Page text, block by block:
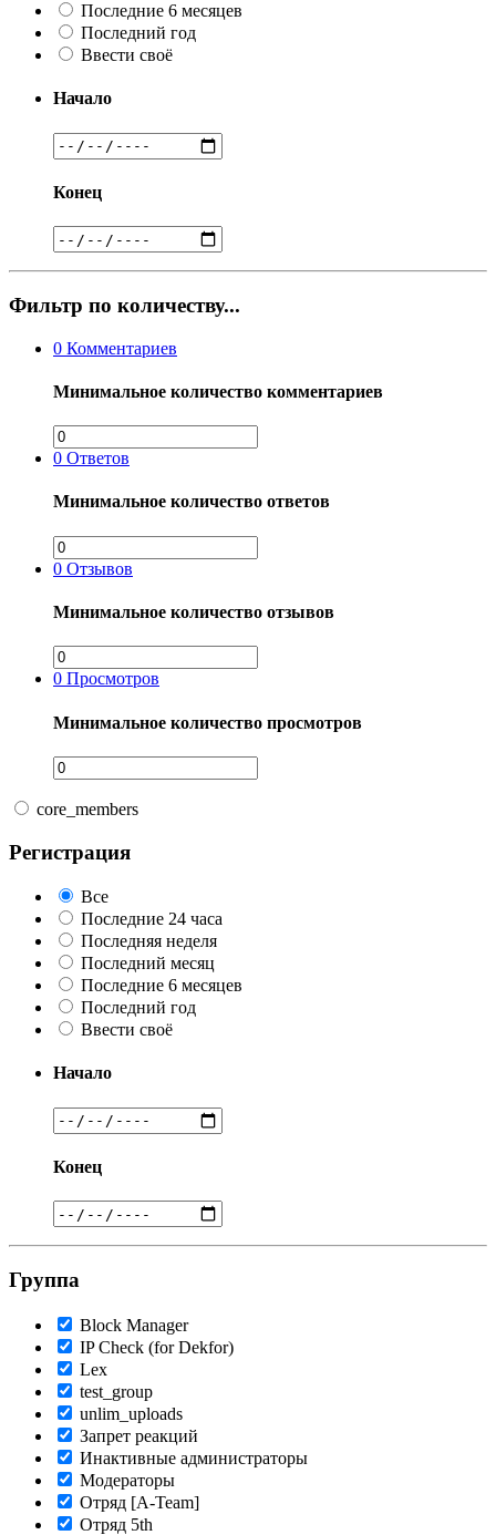
Последние 6 месяцев
Последний год
Ввести своё
Начало
Конец
Фильтр по количеству...
0 Комментариев
Минимальное количество комментариев
0 Ответов
Минимальное количество ответов
0 Отзывов
Минимальное количество отзывов
0 Просмотров
Минимальное количество просмотров
core_members
Регистрация
Все
Последние 24 часа
Последняя неделя
Последний месяц
Последние 6 месяцев
Последний год
Ввести своё
Начало
Конец
Группа
Block Manager
IP Check (for Dekfor)
Lex
test_group
unlim_uploads
Запрет реакций
Инактивные администраторы
Модераторы
Отряд [A-Team]
Отряд 5th